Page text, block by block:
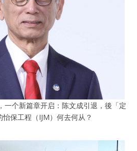
一个新篇章开启：陈文成引退，後「定
保工程（IJM）何去何从？